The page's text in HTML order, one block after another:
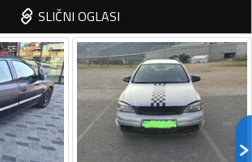
SLIČNI OGLASI